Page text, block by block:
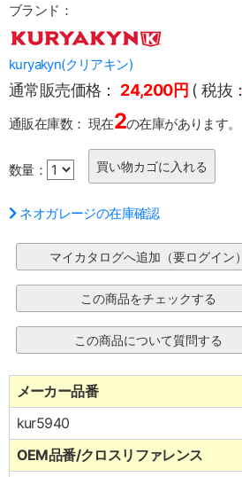
ブランド：
kuryakyn(クリアキン)
通常販売価格： 24,200円 ( 税抜：
通販在庫数： 現在2の在庫があります。
数量：
ネオガレージの在庫確認
メーカー品番
kur5940
OEM品番/クロスリファレンス